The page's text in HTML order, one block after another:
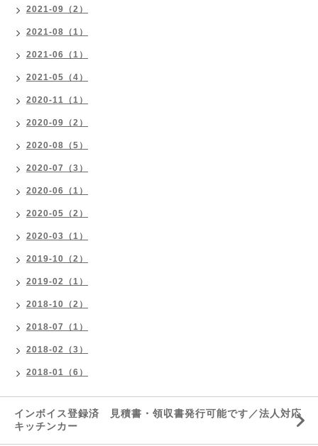
2021-09（2）
2021-08（1）
2021-06（1）
2021-05（4）
2020-11（1）
2020-09（2）
2020-08（5）
2020-07（3）
2020-06（1）
2020-05（2）
2020-03（1）
2019-10（2）
2019-02（1）
2018-10（2）
2018-07（1）
2018-02（3）
2018-01（6）
インボイス登録済 見積書・領収書発行可能です／法人対応
キッチンカー